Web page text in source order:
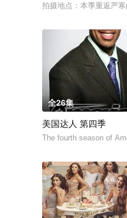
拍摄地点：本季重返严
全26集
美国达人 第四季
The fourth season of